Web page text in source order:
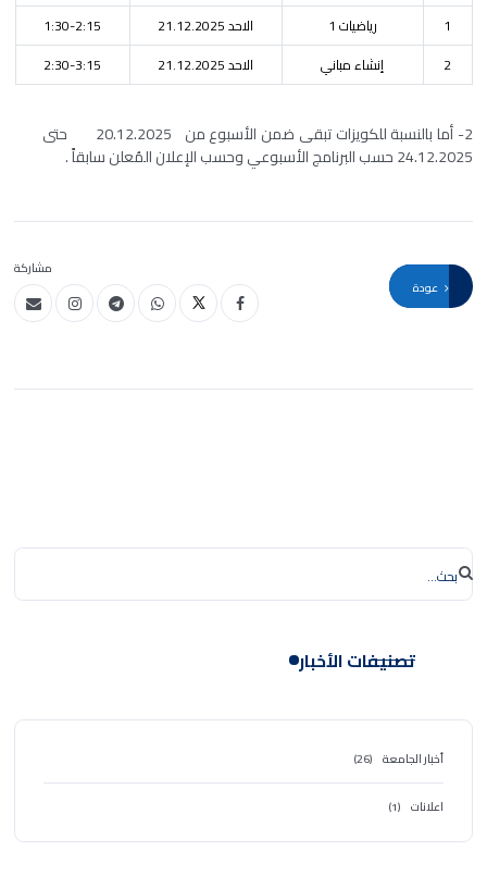
1
رياضيات 1 الاحد 21.12.2025
1:30-2:15
2
إنشاء مباني الاحد 21.12.2025 2:30-3:15
2- أما بالنسبة للكويزات تبقى ضمن الأسبوع من 20.12.2025 حتى
24.12.2025 حسب البرنامج الأسبوعي وحسب الإعلان المُعلن سابقاً .
مشاركة
تصنيفات الأخبار
أخبار الجامعة (26)
اعلانات (1)